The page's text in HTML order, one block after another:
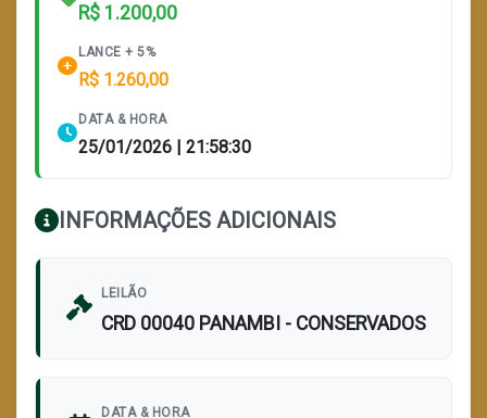
R$ 1.200,00
LANCE + 5%
R$ 1.260,00
DATA & HORA
25/01/2026 | 21:58:30
INFORMAÇÕES ADICIONAIS
LEILÃO
CRD 00040 PANAMBI - CONSERVADOS
DATA & HORA